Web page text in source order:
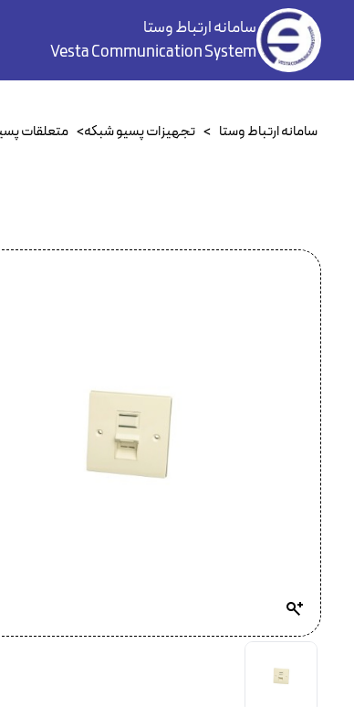
سامانه ارتباط وستا
Vesta Communication System
سامانه ارتباط وستا > تجهیزات پسیو شبکه> متعلقات